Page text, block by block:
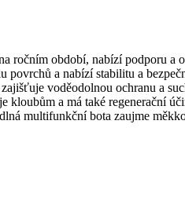
období, nabízí podporu a
a nabízí stabilitu a
voděodolnou ochranu a
a má také regenerační
multifunkční bota zaujme